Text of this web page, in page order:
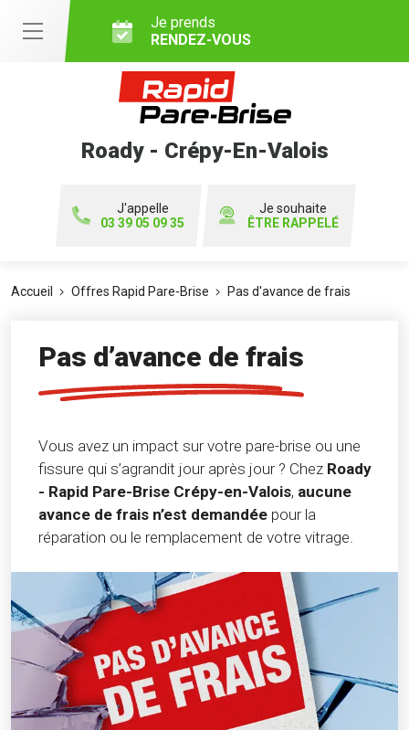
Je prends
RENDEZ-VOUS
Roady - Crépy-En-Valois
J'appelle
03 39 05 09 35
Je souhaite
ÊTRE RAPPELÉ
Accueil Offres Rapid Pare-Brise Pas d'avance de frais
Pas d’avance de frais
Vous avez un impact sur votre pare-brise ou une
fissure qui s’agrandit jour après jour ? Chez Roady
- Rapid Pare-Brise Crépy-en-Valois, aucune
avance de frais n’est demandée pour la
réparation ou le remplacement de votre vitrage.